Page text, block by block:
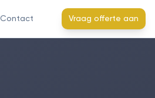
Contact Vraag offerte aan